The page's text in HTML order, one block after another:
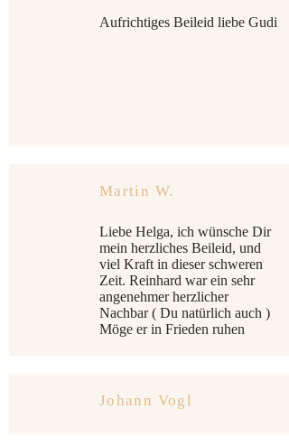
Aufrichtiges Beileid liebe Gudi
Martin W.
Liebe Helga, ich wünsche Dir
mein herzliches Beileid, und
viel Kraft in dieser schweren
Zeit. Reinhard war ein sehr
angenehmer herzlicher
Nachbar ( Du natürlich auch )
Möge er in Frieden ruhen
Johann Vogl